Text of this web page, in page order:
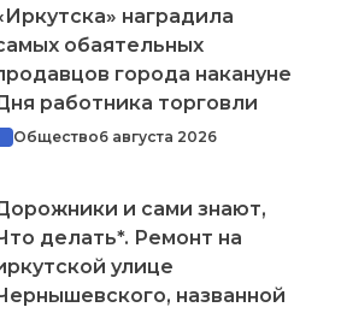
наградила
обаятельных
города накануне
работника торговли
Общество6 августа 2026
и сами знают,
делать*. Ремонт на
улице
названной